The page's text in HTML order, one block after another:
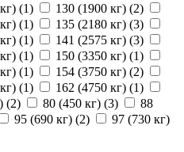
(1) 130 (1900 кг) (2)
(1) 135 (2180 кг) (3)
(1) 141 (2575 кг) (3)
(1) 150 (3350 кг) (1)
(1) 154 (3750 кг) (2)
(1) 162 (4750 кг) (1)
(2) 80 (450 кг) (3)
88
95 (690 кг) (2)
97 (730 кг)